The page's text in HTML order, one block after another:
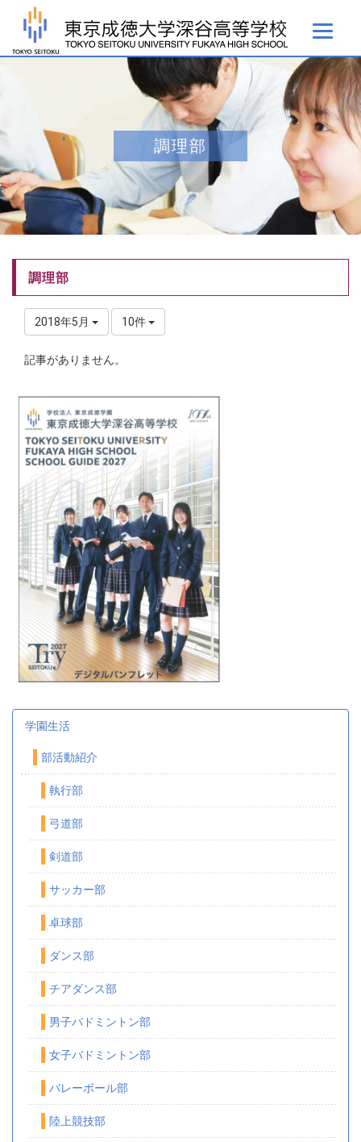
調理部
調理部
2018年5月 10件
記事がありません。
学園生活
部活動紹介
執行部
弓道部
剣道部
サッカー部
卓球部
ダンス部
チアダンス部
男子バドミントン部
女子バドミントン部
バレーボール部
陸上競技部